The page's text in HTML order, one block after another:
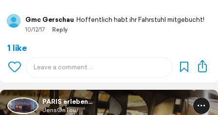
Gmc Gerschau Hoffentlich habt ihr Fahrstuhl mitgebucht!
10/12/17 Reply
1 like
PARIS erleben...
JensOnTour